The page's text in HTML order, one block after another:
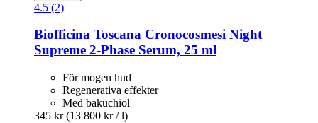
4.5 (2)
Biofficina Toscana Cronocosmesi Night
Supreme 2-​Phase Serum, 25 ml
För mogen hud
Regenerativa effekter
Med bakuchiol
345 kr (13 800 kr / l)